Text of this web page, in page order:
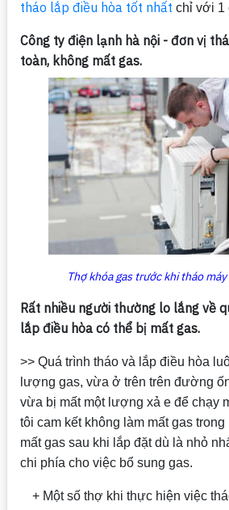
tháo lắp điều hòa tốt nhất chỉ với 1
Công ty điện lạnh hà nội - đơn vị
toàn, không mất gas.
Thợ khóa gas trước khi tháo
Rất nhiều người thường lo lắng về
lắp điều hòa có thể bị mất gas.
>> Quá trình tháo và lắp điều hòa
lượng gas, vừa ở trên trên đường
vừa bị mất một lượng xả e để chạy
tôi cam kết không làm mất gas trong
mất gas sau khi lắp đặt dù là nhỏ
chi phía cho việc bổ sung gas.
+ Một số thợ khi thực hiện việc